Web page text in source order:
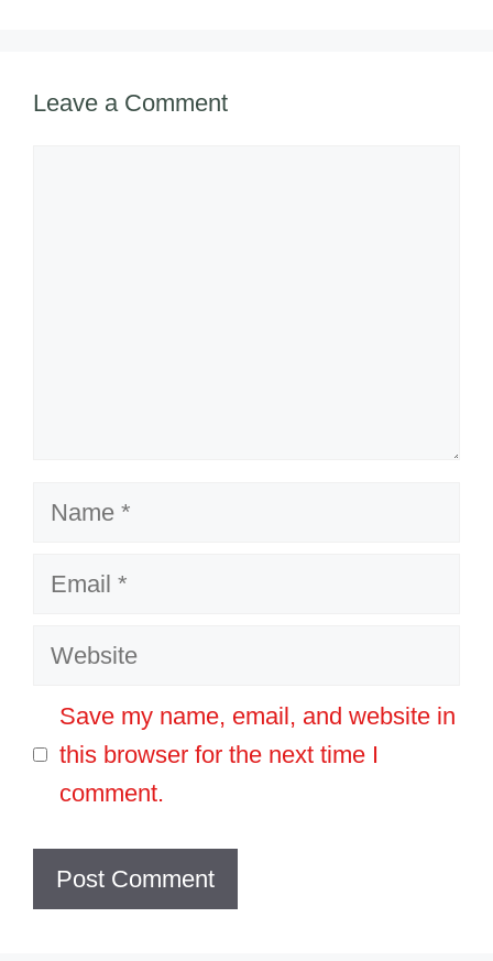
Leave a Comment
Name
Email
Website
Save my name, email, and website in
this browser for the next time I
comment.